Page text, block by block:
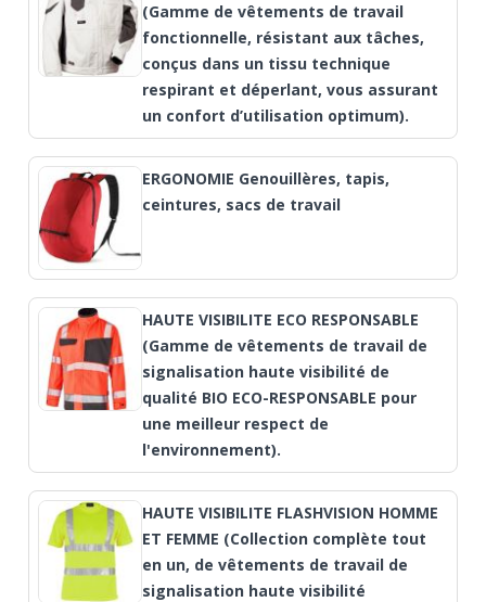
(Gamme de vêtements de travail
fonctionnelle, résistant aux tâches,
conçus dans un tissu technique
respirant et déperlant, vous assurant
un confort d’utilisation optimum).
ERGONOMIE Genouillères, tapis,
ceintures, sacs de travail
HAUTE VISIBILITE ECO RESPONSABLE
(Gamme de vêtements de travail de
signalisation haute visibilité de
qualité BIO ECO-RESPONSABLE pour
une meilleur respect de
l'environnement).
HAUTE VISIBILITE FLASHVISION HOMME
ET FEMME (Collection complète tout
en un, de vêtements de travail de
signalisation haute visibilité